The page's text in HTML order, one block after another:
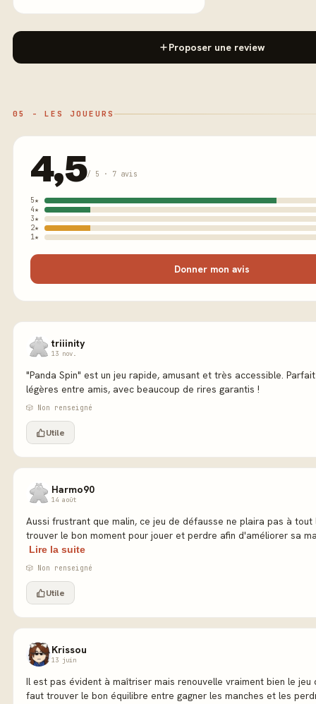
Proposer une review
05 - LES JOUEURS
4,5/ 5 · 7 avis
5★
4★
3★
2★
1★
Donner mon avis
triiinity
13 nov.
"Panda Spin" est un jeu rapide, amusant et très accessible.
légères entre amis, avec beaucoup de rires garantis !
🎲 Non renseigné
Utile
Harmo90
14 août
Aussi frustrant que malin, ce jeu de défausse ne plaira pas à tout
trouver le bon moment pour jouer et perdre afin d'améliorer sa
Lire la suite
🎲 Non renseigné
Utile
Krissou
13 juin
Il est pas évident à maîtriser mais renouvelle vraiment bien le jeu
faut trouver le bon équilibre entre gagner les manches et les